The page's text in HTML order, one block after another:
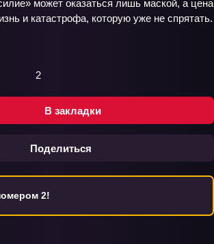
В закладки
Поделиться
2
может оказаться лишь маской, а цена
и катастрофа, которую уже не спрятать.
2!